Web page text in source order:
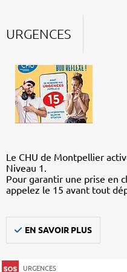
URGENCES
Le CHU de Montpellier
Niveau 1.
Pour garantir une prise en
appelez le 15 avant tout
EN SAVOIR PLUS
URGENCES